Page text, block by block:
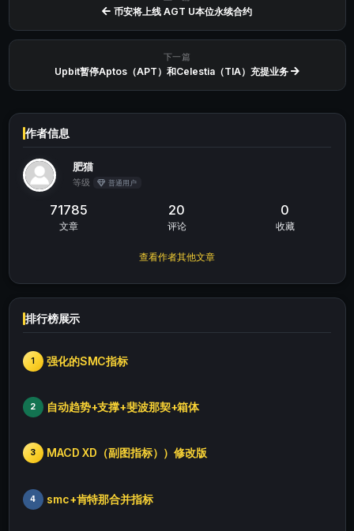
币安将上线 AGT U本位永续合约
下一篇
Upbit暂停Aptos（APT）和Celestia（TIA）充提业务
作者信息
肥猫
等级 普通用户
71785
文章
20
评论
0
收藏
查看作者其他文章
排行榜展示
1 强化的SMC指标
2 自动趋势+支撑+斐波那契+箱体
3 MACD XD（副图指标））修改版
4 smc+肯特那合并指标